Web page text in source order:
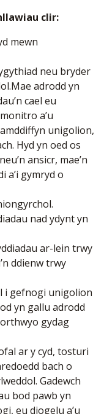
clir:
mewn
neu bryder
adrodd yn
cael eu
a’u
unigolion,
Hyd yn oed os
ansicr, mae’n
a’i gymryd o
nad ydynt yn
ar-lein trwy
ddienw trwy
i gefnogi unigolion
yn gallu adrodd
gydag
ar y cyd, tosturi
bach o
Gadewch
bod pawb yn
eu diogelu a’u